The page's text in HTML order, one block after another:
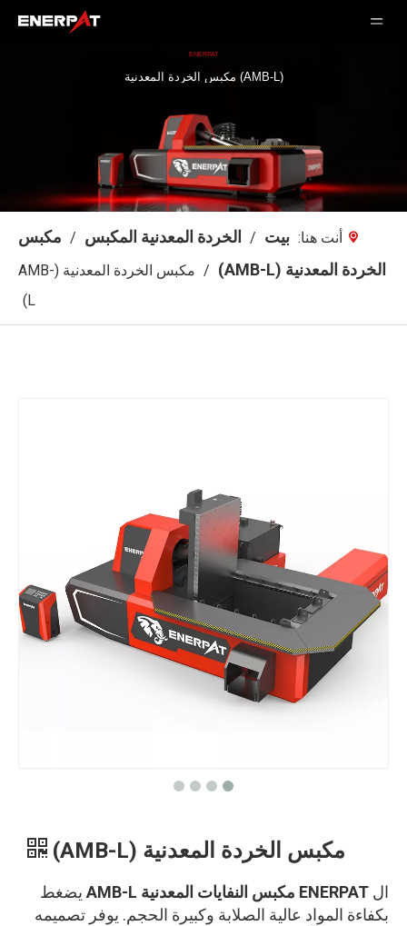
ENERPAT
مكبس الخردة المعدنية (AMB-L)
أنت هنا: بيت / الخردة المعدنية المكبس / مكبس
الخردة المعدنية (AMB-L)
/
مكبس الخردة المعدنية (AMB-
L)
مكبس الخردة المعدنية (AMB-L)
ال ENERPAT مكبس النفايات المعدنية AMB-L
يضغط
بكفاءة المواد عالية الصلابة وكبيرة الحجم. يوفر تصميمه